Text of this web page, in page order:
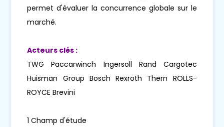
permet d'évaluer la concurrence globale sur le
marché.
Acteurs clés :
TWG Paccarwinch Ingersoll Rand Cargotec
Huisman Group Bosch Rexroth Thern ROLLS-
ROYCE Brevini
1 Champ d'étude